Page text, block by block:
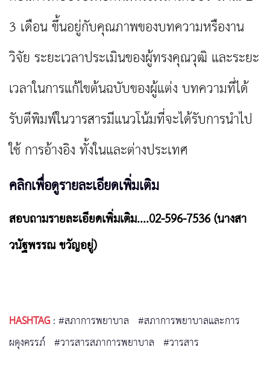
3 เดือน ขึ้นอยู่กับคุณภาพของบทความหรืองาน
วิจัย ระยะเวลาประเมินของผู้ทรงคุณวุฒิ และระยะ
เวลาในการแก้ไขต้นฉบับของผู้แต่ง บทความที่ได้
รับตีพิมพ์ในวารสารมีแนวโน้มที่จะได้รับการนำไป
ใช้การอ้างอิง ทั้งในและต่างประเทศ
คลิกเพื่อดูรายละเอียดเพิ่มเติม
สอบถามรายละเอียดเพิ่มเติม....02-596-7536 (นางสา
วนัฐพรรณ ขวัญอยู่)
HASHTAG:#สภาการพยาบาล #สภาการพยาบาลและการ
ผดุงครรภ์ #วารสารสภาการพยาบาล #วารสาร